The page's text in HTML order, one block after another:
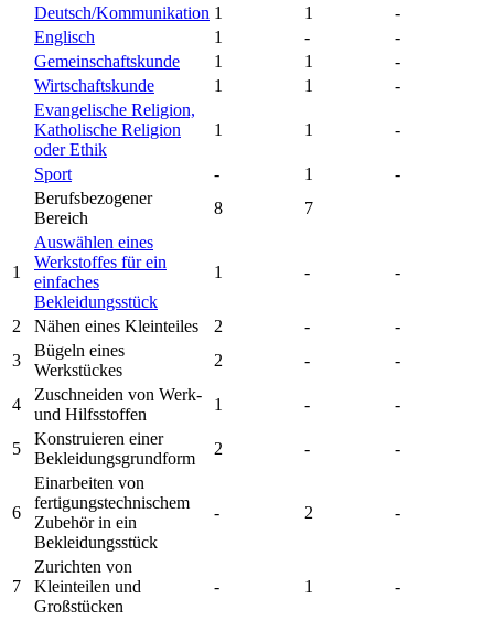
Deutsch/Kommunikation 1 1
-
Englisch
1 -
-
Gemeinschaftskunde
1 1
-
Wirtschaftskunde
1 1
-
Evangelische Religion,
Katholische Religion
oder Ethik
1 1 -
Sport - 1
-
Berufsbezogener
Bereich
8 7
1
Auswählen eines
Werkstoffes für ein
einfaches
Bekleidungsstück
1 - -
2 Nähen eines Kleinteiles 2 -
-
3
Bügeln eines
Werkstückes
2 - -
4
Zuschneiden von Werk-
und Hilfsstoffen
1 - -
5
Konstruieren einer
Bekleidungsgrundform
2 - -
6
Einarbeiten von
fertigungstechnischem
Zubehör in ein
Bekleidungsstück
- 2 -
7
Zurichten von
Kleinteilen und
Großstücken
- 1 -